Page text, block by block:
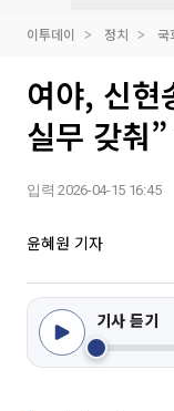
이투데이 정치 국
여야, 신현
실무 갖춰
입력 2026-04-15 16:45
윤혜원 기자
기사 듣기